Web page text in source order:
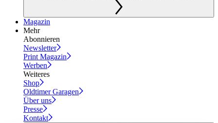
Magazin
Mehr
Abonnieren
Newsletter
Print Magazin
Werben
Weiteres
Shop
Oldtimer Garagen
Über uns
Presse
Kontakt